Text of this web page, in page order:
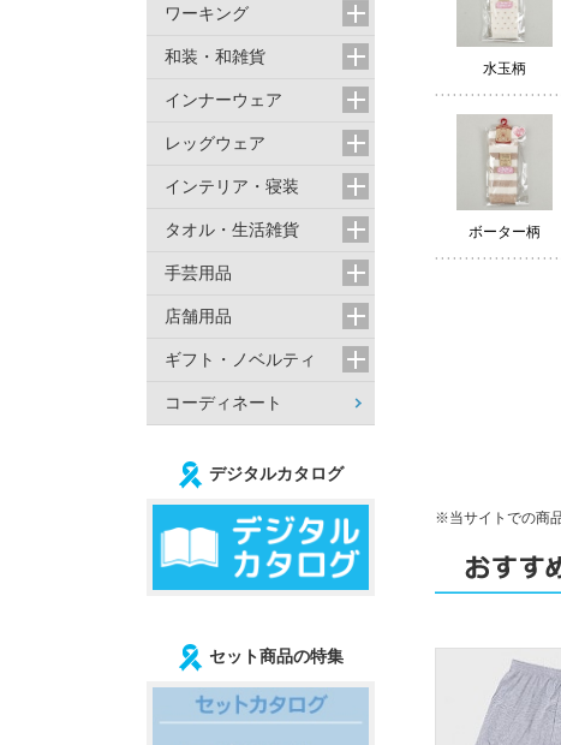
水玉柄
ボーター柄
※当サイトでの商
ワーキング
和装・和雑貨
インナーウェア
レッグウェア
インテリア・寝装
タオル・生活雑貨
手芸用品
店舗用品
ギフト・ノベルティ
コーディネート
デジタルカタログ
セット商品の特集